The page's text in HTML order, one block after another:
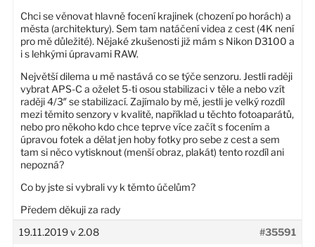
Chci se věnovat hlavně focení krajinek (chození po horách) a
města (architektury). Sem tam natáčení videa z cest (4K není
pro mě důležité). Nějaké zkušenosti již mám s Nikon D3100 a
i s lehkými úpravami RAW.
Největší dilema u mě nastává co se týče senzoru. Jestli raději
vybrat APS-C a oželet 5-ti osou stabilizaci v těle a nebo vzít
raději 4/3″ se stabilizací. Zajímalo by mě, jestli je velký rozdíl
mezi těmito senzory v kvalitě, například u těchto fotoaparátů,
nebo pro někoho kdo chce teprve více začít s focením a
úpravou fotek a dělat jen hoby fotky pro sebe z cest a sem
tam si něco vytisknout (menší obraz, plakát) tento rozdíl ani
nepozná?
Co by jste si vybrali vy k těmto účelům?
Předem děkuji za rady
19.11.2019 v 2.08
#35591